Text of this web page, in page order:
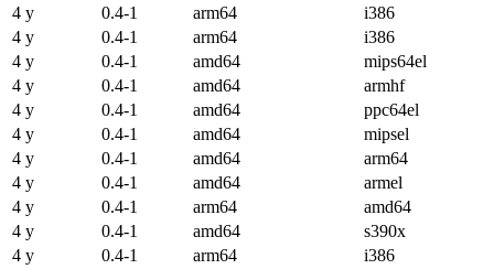
4 y
0.4-1 arm64
i386
4 y
0.4-1 arm64
i386
4 y
0.4-1 amd64
mips64el
4 y
0.4-1 amd64
armhf
4 y
0.4-1 amd64
ppc64el
4 y
0.4-1 amd64
mipsel
4 y
0.4-1 amd64
arm64
4 y
0.4-1 amd64
armel
4 y
0.4-1 arm64
amd64
4 y
0.4-1 amd64
s390x
4 y
0.4-1 arm64
i386